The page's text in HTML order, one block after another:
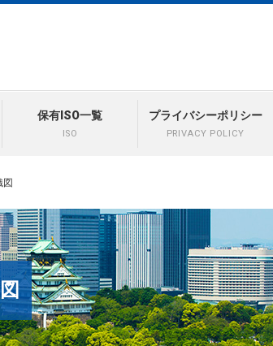
保有ISO一覧
ISO
プライバシーポリシー
PRIVACY POLICY
図